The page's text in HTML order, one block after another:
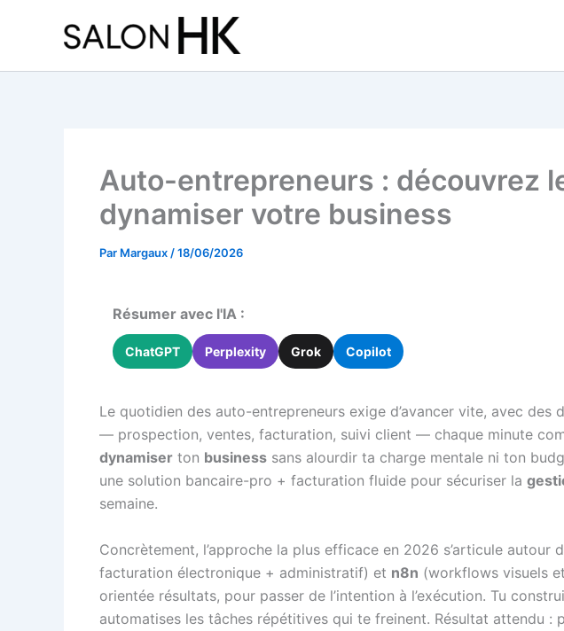
Auto-entrepreneurs : découvrez
dynamiser votre business
Par Margaux /18/06/2026
Résumer avec l'IA :
ChatGPT Perplexity Grok Copilot
Le quotidien des auto-entrepreneurs exige d’avancer vite, avec
— prospection, ventes, facturation, suivi client — chaque minute
dynamiser ton business sans alourdir ta charge mentale ni ton
une solution bancaire-pro + facturation fluide pour sécuriser la
semaine.
Concrètement, l’approche la plus efficace en 2026 s’articule autour
facturation électronique + administratif) et n8n (workflows visuels
orientée résultats, pour passer de l’intention à l’exécution. Tu
automatises les tâches répétitives qui te freinent. Résultat attendu :